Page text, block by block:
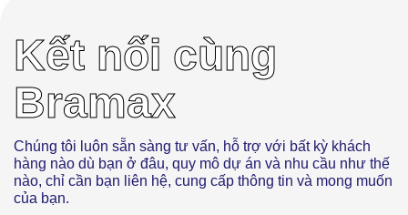
Kết nối cùng
Bramax
Chúng tôi luôn sẵn sàng tư vấn, hỗ trợ với bất kỳ khách
hàng nào dù bạn ở đâu, quy mô dự án và nhu cầu như thế
nào, chỉ cần bạn liên hệ, cung cấp thông tin và mong muốn
của bạn.